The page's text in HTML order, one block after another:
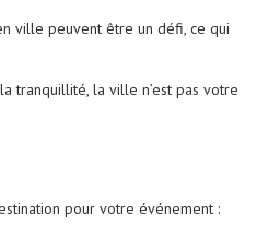
ville peuvent être un défi, ce qui
tranquillité, la ville n’est pas votre
pour votre événement :